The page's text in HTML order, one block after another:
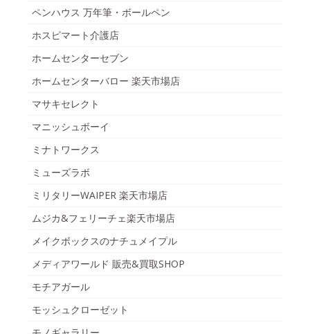
ペンハウス 万年筆・ボールペン
ホスピマート介護店
ホームセンターセブン
ホームセンターバロー 楽天市場店
マサキセレクト
マニッシュボーイ
ミナトワークス
ミューズラボ
ミリタリーWAIPER 楽天市場店
ムジカ&フェリーチェ楽天市場店
メイクボックスのナチュメイプル
メディアワールド 販売&買取SHOP
モチアガール
モッシュクローゼット